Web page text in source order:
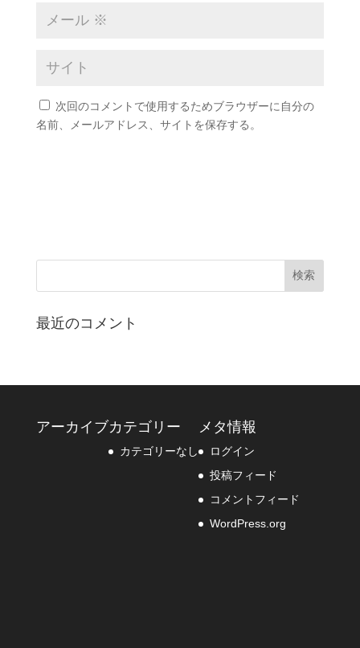
次回のコメントで使用するためブラウザーに自分の
名前、メールアドレス、サイトを保存する。
最近のコメント
アーカイブカテゴリー
カテゴリーなし
メタ情報
ログイン
投稿フィード
コメントフィード
WordPress.org